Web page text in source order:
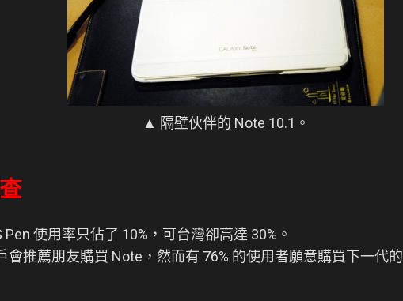
▲ 隔壁伙伴的 Note 10.1。
Pen 使用率只佔了 10%，可台灣卻高達 30%。
會推薦朋友購買 Note，然而有 76% 的使用者願意購買下一代